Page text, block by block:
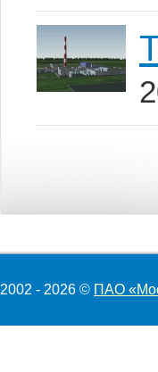
2002 - 2026 © ПАО